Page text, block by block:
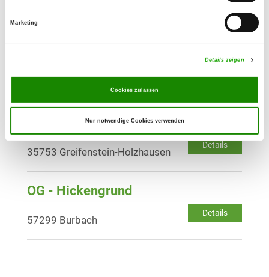
Marketing
Details zeigen
Cookies zulassen
Nur notwendige Cookies verwenden
OG - Hirzenhain
Details
OG - Holzhausen
Details
Hellsdorfstraße
35753 Greifenstein-Holzhausen
OG - Hickengrund
Details
57299 Burbach